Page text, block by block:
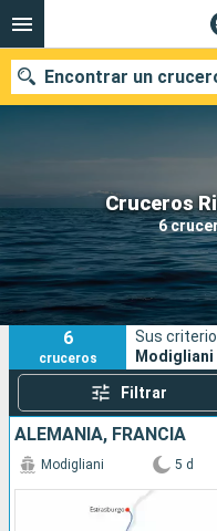
Cruceros
6
Encontrar un
Nuestros destinos
Fecha de salida
Puertos
6
cruceros
Sus
Modigliani
Filtrar
ALEMANIA, FRANCIA
Modigliani 5 d